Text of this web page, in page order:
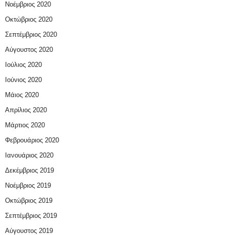
Νοέμβριος 2020
Οκτώβριος 2020
Σεπτέμβριος 2020
Αύγουστος 2020
Ιούλιος 2020
Ιούνιος 2020
Μάιος 2020
Απρίλιος 2020
Μάρτιος 2020
Φεβρουάριος 2020
Ιανουάριος 2020
Δεκέμβριος 2019
Νοέμβριος 2019
Οκτώβριος 2019
Σεπτέμβριος 2019
Αύγουστος 2019